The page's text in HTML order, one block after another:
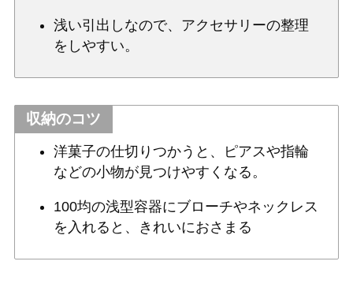
浅い引出しなので、アクセサリーの整理
をしやすい。
収納のコツ
洋菓子の仕切りつかうと、ピアスや指輪
などの小物が見つけやすくなる。
100均の浅型容器にブローチやネックレス
を入れると、きれいにおさまる